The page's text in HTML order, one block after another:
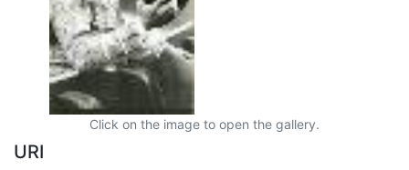
Click on the image to open the gallery.
URI